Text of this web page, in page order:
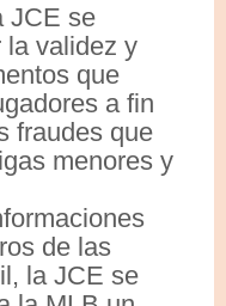
JCE se
la validez y
que
a fin
fraudes que
menores y
de las
la JCE se